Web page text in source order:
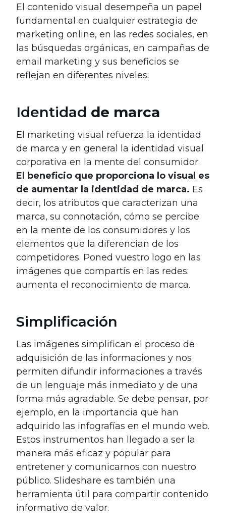
El contenido visual desempeña un papel
fundamental en cualquier estrategia de
marketing online, en las redes sociales, en
las búsquedas orgánicas, en campañas de
email marketing y sus beneficios se
reflejan en diferentes niveles:
Identidad de marca
El marketing visual refuerza la identidad
de marca y en general la identidad visual
corporativa en la mente del consumidor.
El beneficio que proporciona lo visual es
de aumentar la identidad de marca. Es
decir, los atributos que caracterizan una
marca, su connotación, cómo se percibe
en la mente de los consumidores y los
elementos que la diferencian de los
competidores. Poned vuestro logo en las
imágenes que compartís en las redes:
aumenta el reconocimiento de marca.
Simplificación
Las imágenes simplifican el proceso de
adquisición de las informaciones y nos
permiten difundir informaciones a través
de un lenguaje más inmediato y de una
forma más agradable. Se debe pensar, por
ejemplo, en la importancia que han
adquirido las infografías en el mundo web.
Estos instrumentos han llegado a ser la
manera más eficaz y popular para
entretener y comunicarnos con nuestro
público. Slideshare es también una
herramienta útil para compartir contenido
informativo de valor.